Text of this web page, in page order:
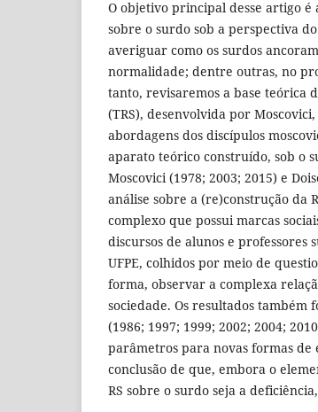
O objetivo principal desse artigo é
sobre o surdo sob a perspectiva
averiguar como os surdos
normalidade; dentre outras, no
tanto, revisaremos a base teórica
(TRS), desenvolvida por
abordagens dos discípulos
aparato teórico construído, sob o
Moscovici (1978; 2003; 2015) e
análise sobre a (re)construção da
complexo que possui marcas
discursos de alunos e professores
UFPE, colhidos por meio de
forma, observar a complexa
sociedade. Os resultados também
(1986; 1997; 1999; 2002; 2004;
parâmetros para novas formas de
conclusão de que, embora o
RS sobre o surdo seja a